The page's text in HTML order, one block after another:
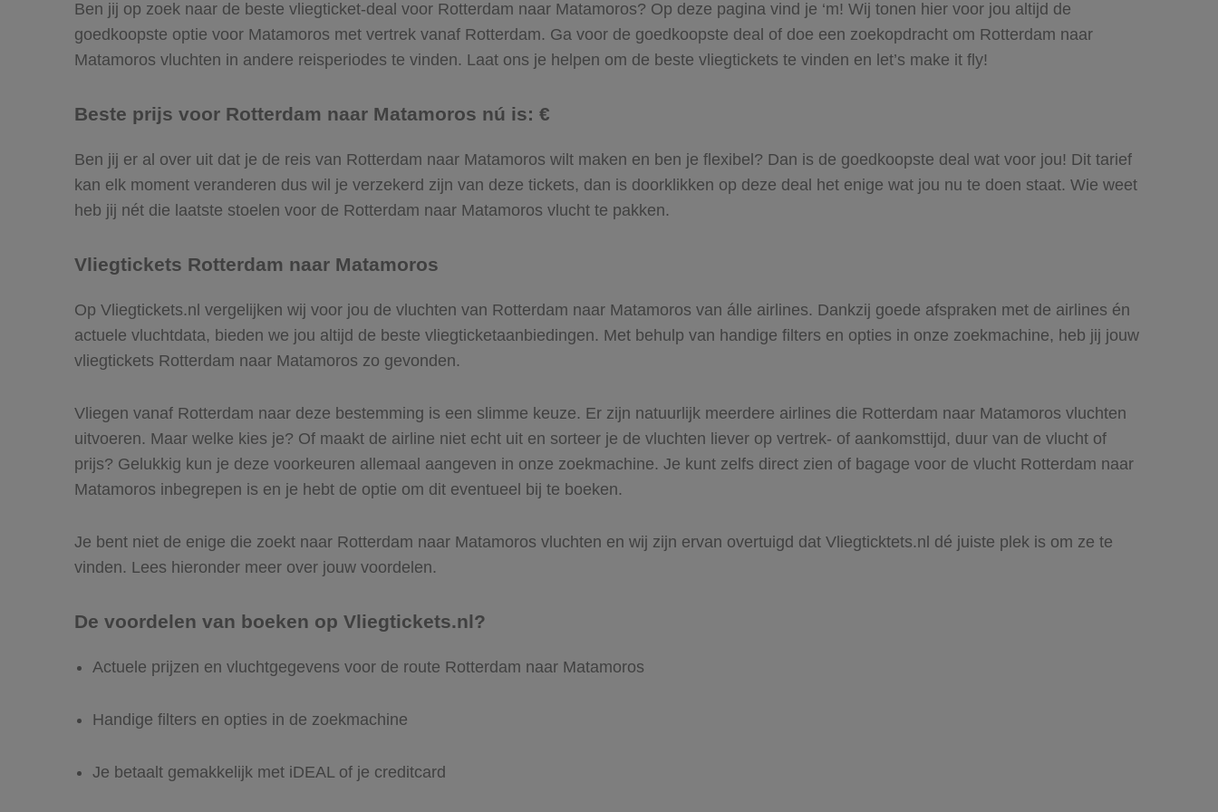
Ben jij op zoek naar de beste vliegticket-deal voor Rotterdam naar Matamoros? Op deze pagina vind je ‘m! Wij tonen hier voor jou altijd de
goedkoopste optie voor Matamoros met vertrek vanaf Rotterdam. Ga voor de goedkoopste deal of doe een zoekopdracht om Rotterdam naar
Matamoros vluchten in andere reisperiodes te vinden. Laat ons je helpen om de beste vliegtickets te vinden en let’s make it fly!
Beste prijs voor Rotterdam naar Matamoros nú is: €
Ben jij er al over uit dat je de reis van Rotterdam naar Matamoros wilt maken en ben je flexibel? Dan is de goedkoopste deal wat voor jou! Dit tarief
kan elk moment veranderen dus wil je verzekerd zijn van deze tickets, dan is doorklikken op deze deal het enige wat jou nu te doen staat. Wie weet
heb jij nét die laatste stoelen voor de Rotterdam naar Matamoros vlucht te pakken.
Vliegtickets Rotterdam naar Matamoros
Op Vliegtickets.nl vergelijken wij voor jou de vluchten van Rotterdam naar Matamoros van álle airlines. Dankzij goede afspraken met de airlines én
actuele vluchtdata, bieden we jou altijd de beste vliegticketaanbiedingen. Met behulp van handige filters en opties in onze zoekmachine, heb jij jouw
vliegtickets Rotterdam naar Matamoros zo gevonden.
Vliegen vanaf Rotterdam naar deze bestemming is een slimme keuze. Er zijn natuurlijk meerdere airlines die Rotterdam naar Matamoros vluchten
uitvoeren. Maar welke kies je? Of maakt de airline niet echt uit en sorteer je de vluchten liever op vertrek- of aankomsttijd, duur van de vlucht of
prijs? Gelukkig kun je deze voorkeuren allemaal aangeven in onze zoekmachine. Je kunt zelfs direct zien of bagage voor de vlucht Rotterdam naar
Matamoros inbegrepen is en je hebt de optie om dit eventueel bij te boeken.
Je bent niet de enige die zoekt naar Rotterdam naar Matamoros vluchten en wij zijn ervan overtuigd dat Vliegticktets.nl dé juiste plek is om ze te
vinden. Lees hieronder meer over jouw voordelen.
De voordelen van boeken op Vliegtickets.nl?
Actuele prijzen en vluchtgegevens voor de route Rotterdam naar Matamoros
Handige filters en opties in de zoekmachine
Je betaalt gemakkelijk met iDEAL of je creditcard